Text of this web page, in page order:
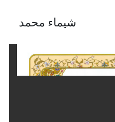
شیماء محمد